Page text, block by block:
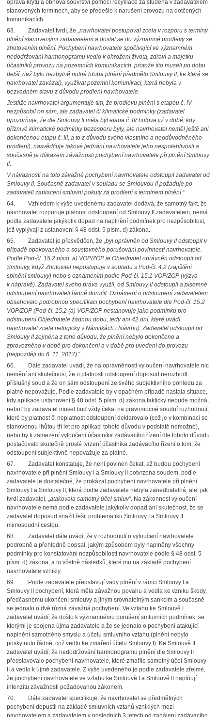
oprava krytu a obnova souvrství pomocí recyklace za studena v zadavatelem
stanovených termínech, aby se předešlo k narušení provozu na dotčených
komunikacích.
63.
Zadavatel tvrdí, že „navrhovatel postupoval zcela v rozporu s termíny
plnění stanovenými zadavatelem a dostal se do významné prodlevy se
zhotovením plnění. Pochybení navrhovatele spočívající ve významném
nedodržování harmonogramu vedlo k ohrožení života, zdraví a majetku
účastníků provozu na pozemních komunikacích, protože tito museli po dobu
delší, než bylo nezbytně nutné (doba plnění předmětu Smlouvy II, ke které se
navrhovatel zavázal), využívat pozemní komunikaci, která nebyla v
bezvadném stavu z důvodu prodlení navrhovatele.
Jestliže navrhovatel argumentuje tím, že prodlevu plnění s etapou č. IV
nezpůsobil on sám, ale zadavatel či klimatické podmínky (zadavatel
upozorňuje, že dle Smlouvy II měla být etapa č. IV hotova již v době, kdy
příznivé klimatické podmínky bezesporu byly, ale navrhovatel neměl ještě ani
dokončenou etapu č. III, a to z důvodu svého vlastního a neodůvodněného
prodlení), nasvědčuje takové jednání navrhovatele jeho nespolehlivosti a
současně je důkazem závažnosti pochybení navrhovatele při plnění Smlouvy
II.
V návaznosti na toto závažné pochybení navrhovatele odstoupil zadavatel od
Smlouvy II. Současně zadavatel v souladu se Smlouvou II požaduje po
zadavateli zaplacení smluvní pokuty za prodlení s termínem plnění.“
64.
Vzhledem k výše uvedenému zadavatel dodává, že samotný fakt, že
navrhovatel rozporuje platnost odstoupení od Smlouvy II zadavatelem, nemá
podle zadavatele jakýkoliv dopad na naplnění podmínek pro nezpůsobilost,
jež vyplývají z ustanovení § 48 odst. 5 písm. d) zákona.
65.
Zadavatel je přesvědčen, že „byl oprávněn od Smlouvy II odstoupit v
případě opakovaného a soustavného porušování povinností navrhovatele.
Podle Pod-čl. 15.2 písm. a) VOP/ZOP je Objednatel oprávněn odstoupit od
Smlouvy, když Zhotovitel nepostupuje v souladu s Pod-čl. 4.2 (zajištění
splnění smlouvy) nebo s oznámením podle Pod-čl. 15.1 VOP/ZOP (výzva
k nápravě). Zadavatel svého práva využil, od Smlouvy II odstoupil a písemné
odstoupení navrhovateli řádně doručil. Oznámení o odstoupení zadavatelem
obsahovalo podrobnou specifikaci pochybení navrhovatele dle Pod-čl. 15.2
VOP/ZOP (Pod-čl. 15.2 (a) VOP/ZOP nestanovuje jako podmínku pro
odstoupení Objednatele žádnou dobu, tedy ani 42 dní, které uvádí
navrhovatel zcela nelogicky v Námitkách i Návrhu). Zadavatel odstoupil od
Smlouvy II zejména z toho důvodu, že plnění nebylo dokončeno a
zprovozněno v době pro dokončení a v době pro uvedení do provozu
(nejpozději do 6. 11. 2017).“
66.
Dále zadavatel uvádí, že na oprávněnosti vyloučení navrhovatele nic
nemění ani skutečnost, že o platnosti odstoupení doposud nerozhodl
příslušný soud a že on sám odstoupení ze svého subjektivního pohledu za
platné nepovažuje. Podle zadavatele by v opačném případě nastala situace,
kdy aplikace ustanovení § 48 odst. 5 písm. d) zákona fakticky nebude možná,
neboť by zadavatel musel buď vždy čekat na pravomocné soudní rozhodnutí,
které by platnost či neplatnost odstoupení deklarovalo (což je v kombinaci se
stanovenou lhůtou tří let pro aplikaci tohoto důvodu v podstatě nemožné),
nebo by k zamezení vyloučení účastníka zadávacího řízení dle tohoto důvodu
postačovalo skutečně prosté tvrzení účastníka zadávacího řízení o tom, že
odstoupení subjektivně nepovažuje za platné.
67.
Zadavatel konstatuje, že není povinen čekat, až budou pochybení
navrhovatele při plnění Smlouvy I a Smlouvy II potvrzena soudem, podle
zadavatele je dostatečné, že prokázal pochybení navrhovatele při plnění
Smlouvy I a Smlouvy II, která podle zadavatele nebyla zanedbatelná, ale, jak
tvrdí zadavatel, „atakovala samotný účel smluv“. Na zákonnost vyloučení
navrhovatele nemá podle zadavatele jakýkoliv dopad ani skutečnost, že se
zadavatel doposud snažil řešit problematiku Smlouvy I a Smlouvy II
mimosoudní cestou.
68.
Zadavatel dále uvádí, že v rozhodnutí o vyloučení navrhovatele
podrobně a přehledně popsal, jakým způsobem byly naplněny všechny
podmínky pro konstatování nezpůsobilosti navrhovatele podle § 48 odst. 5
písm. d) zákona, a to včetně následků, které mu na základě pochybení
navrhovatele vznikly.
69.
Podle zadavatele představují vady plnění v rámci Smlouvy I a
Smlouvy II pochybení, která měla závažnou povahu a vedla ke vzniku škody,
předčasnému ukončení smlouvy a jiným srovnatelným sankcím a současně
se jednalo o dvě různá závažná pochybení. Ve vztahu ke Smlouvě I
zadavatel uvádí, že došlo k významnému porušení smluvních podmínek, se
kterými je spojena újma zadavatele a že se jednalo o pochybení atakující
naplnění samotného smyslu a účelu smluvního vztahu (plnění nebylo
poskytnuto řádně, což vedlo ke zmaření účelu Smlouvy I). Ke Smlouvě II
zadavatel uvádí, že nedodržování harmonogramu plnění dle Smlouvy II
představovalo pochybení navrhovatele, které zmařilo samotný účel Smlouvy
II a vedlo k újmě zadavatele. Z výše uvedeného je podle zadavatele zřejmé,
že pochybení navrhovatele ve vztahu ke Smlouvě I a Smlouvě II naplňují
intenzitu závažnosti požadovanou zákonem.
70.
Dále zadavatel specifikuje, že navrhovatel se předmětných
pochybení dopustil na základě smluvních vztahů vzniklých mezi
navrhovatelem a zadavatelem v posledních 3 letech od zahájení zadávacího